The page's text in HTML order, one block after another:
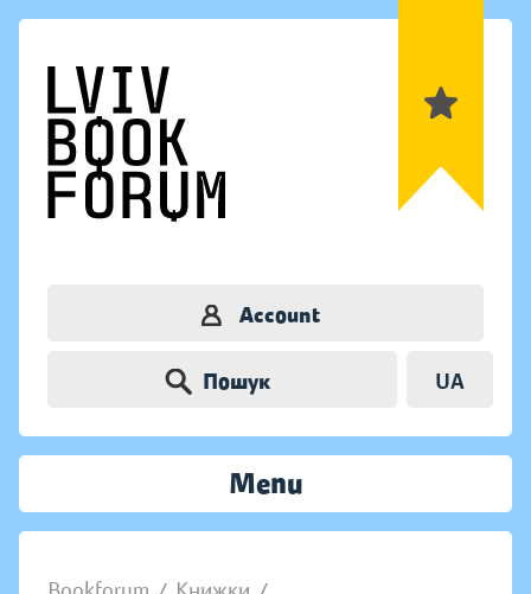
Account
Пошук UA
Menu